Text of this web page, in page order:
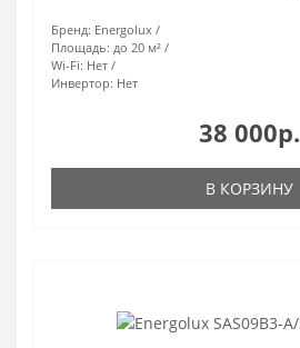
Бренд: Energolux
Площадь: до 20 м²
Wi-Fi: Нет
Инвертор: Нет
38 000р.
В КОРЗИНУ